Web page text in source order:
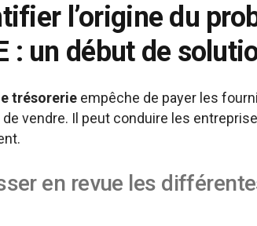
l’origine du
: un début de
trésorerieempêche de payer les
vendre. Il peut conduire les
en revue les